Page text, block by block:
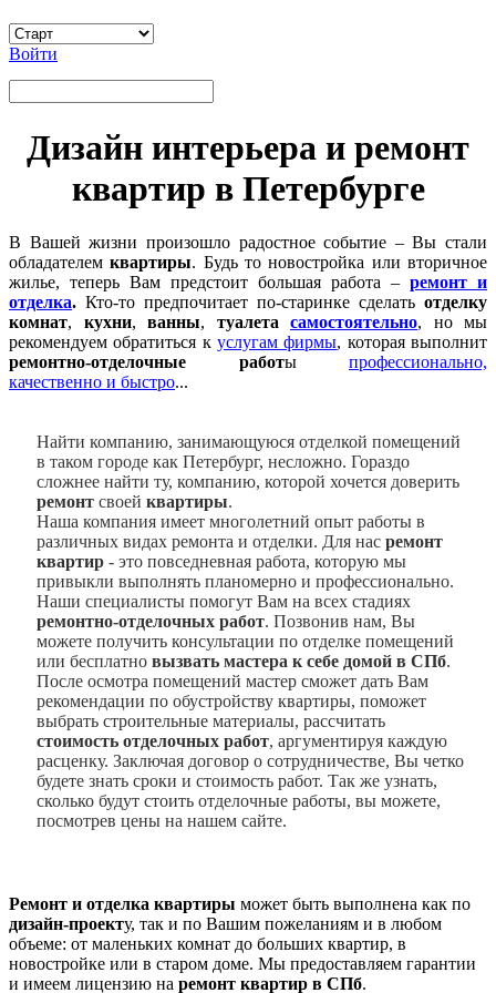
Войти
Дизайн интерьера и ремонт
квартир в Петербурге
В Вашей жизни произошло радостное событие – Вы стали
обладателемквартиры. Будь то новостройка или вторичное
жилье, теперь Вам предстоит большая работа – ремонт и
отделка. Кто-то предпочитает по-старинке сделать отделку
комнат, кухни, ванны, туалета самостоятельно, но мы
рекомендуем обратиться к услугам фирмы, которая выполнит
ремонтно-отделочные работы профессионально,
качественно и быстро...
Найти компанию, занимающуюся отделкой помещений
в таком городе как Петербург, несложно. Гораздо
сложнее найти ту, компанию, которой хочется доверить
ремонт своей квартиры.
Наша компания имеет многолетний опыт работы в
различных видах ремонта и отделки. Для нас ремонт
квартир - это повседневная работа, которую мы
привыкли выполнять планомерно и профессионально.
Наши специалисты помогут Вам на всех стадиях
ремонтно-отделочных работ. Позвонив нам, Вы
можете получить консультации по отделке помещений
или бесплатно вызвать мастера к себе домой в СПб.
После осмотра помещений мастер сможет дать Вам
рекомендации по обустройству квартиры, поможет
выбрать строительные материалы, рассчитать
стоимость отделочных работ, аргументируя каждую
расценку. Заключая договор о сотрудничестве, Вы четко
будете знать сроки и стоимость работ. Так же узнать,
сколько будут стоить отделочные работы, вы можете,
посмотрев цены на нашем сайте.
Ремонт и отделка квартиры может быть выполнена как по
дизайн-проекту, так и по Вашим пожеланиям и в любом
объеме: от маленьких комнат до больших квартир, в
новостройке или в старом доме. Мы предоставляем гарантии
и имеем лицензию на ремонт квартир в СПб.